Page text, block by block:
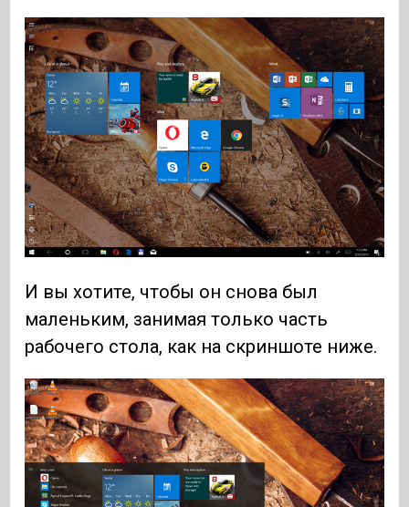
И вы хотите, чтобы он снова был
маленьким, занимая только часть
рабочего стола, как на скриншоте ниже.